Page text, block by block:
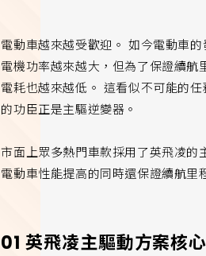
電動車越來越受歡迎。 如今電動車的
電機功率越來越大，但為了保證續航
電耗也越來越低。 這看似不可能的
的功臣正是主驅逆變器。
市面上眾多熱門車款採用了英飛凌
電動車性能提高的同時還保證續航里
01 英飛凌主驅動方案核